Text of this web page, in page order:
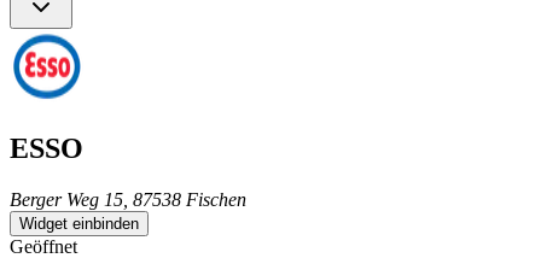
ESSO
Berger Weg 15, 87538 Fischen
Widget einbinden
Geöffnet